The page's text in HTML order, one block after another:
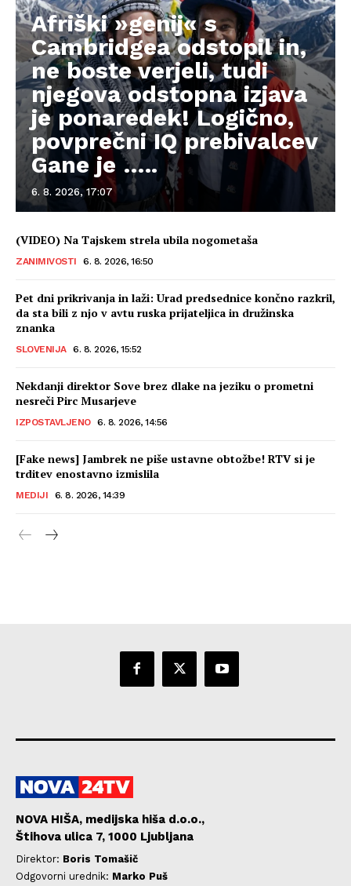
Afriški »genij« s
Cambridgea odstopil in,
ne boste verjeli, tudi
njegova odstopna izjava
je ponaredek! Logično,
povprečni IQ prebivalcev
Gane je …..
6. 8. 2026, 17:07
(VIDEO) Na Tajskem strela ubila nogometaša
ZANIMIVOSTI 6. 8. 2026, 16:50
Pet dni prikrivanja in laži: Urad predsednice končno razkril,
da sta bili z njo v avtu ruska prijateljica in družinska
znanka
SLOVENIJA 6. 8. 2026, 15:52
Nekdanji direktor Sove brez dlake na jeziku o prometni
nesreči Pirc Musarjeve
IZPOSTAVLJENO 6. 8. 2026, 14:56
[Fake news] Jambrek ne piše ustavne obtožbe! RTV si je
trditev enostavno izmislila
MEDIJI 6. 8. 2026, 14:39
NOVA HIŠA, medijska hiša d.o.o.,
Štihova ulica 7, 1000 Ljubljana
Direktor: Boris Tomašič
Odgovorni urednik: Marko Puš